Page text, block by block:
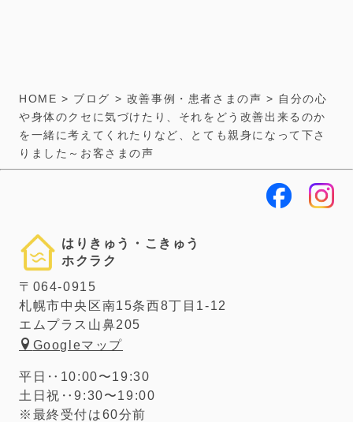
HOME > ブログ > 改善事例・患者さまの声 > 自分の心
や身体のクセに気づけたり、それをどう改善出来るのか
を一緒に考えてくれたりなど、とても親身になって下さ
りました～お客さまの声
はりきゅう・こきゅう
ホクラク
〒064-0915
札幌市中央区南15条西8丁目1-12
エムプラス山鼻205
Googleマップ
平日‥10:00〜19:30
土日祝‥9:30〜19:00
※最終受付は60分前